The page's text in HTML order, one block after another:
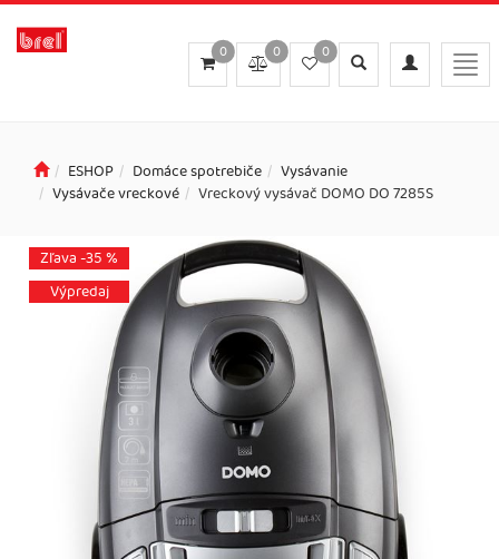
Toggle
navigation
Toggle
search
0
0
0
ESHOP Domáce spotrebiče
Vysávanie
Vysávače vreckové
Vreckový vysávač DOMO DO 7285S
Zľava -35 %
Výpredaj